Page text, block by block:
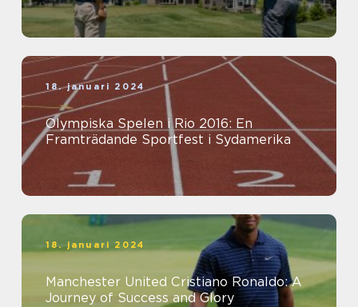
18. januari 2024
Olympiska Spelen i Rio 2016: En
Framträdande Sportfest i Sydamerika
18. januari 2024
Manchester United Cristiano Ronaldo: A
Journey of Success and Glory